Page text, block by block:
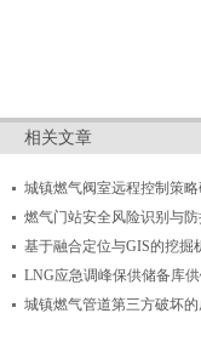
相关文章
城镇燃气阀室远程控制策
燃气门站安全风险识别与
基于融合定位与GIS的挖掘
LNG应急调峰保供储备库
城镇燃气管道第三方破坏